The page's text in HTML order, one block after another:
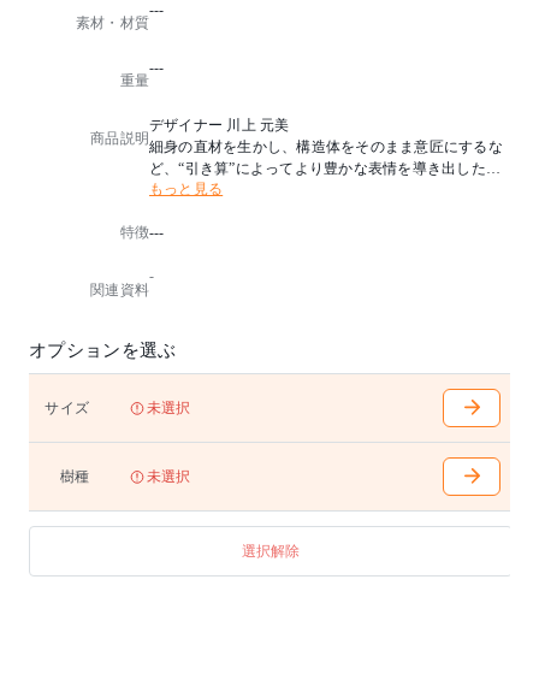
素材・材質
---
重量
---
商品説明
デザイナー 川上 元美
細身の直材を生かし、構造体をそのまま意匠にするな
ど、“引き算”によってより豊かな表情を導き出したシ
リーズ。
日本の伝統技術に立脚した木の文化の佇まいをイメー
職人が見極めた個性的な木目、脚部フレームの色のコ
背面仕上げ アジャスター付き
※左右：引き出し、中央：フラップ扉仕様です。
もっと見る
特徴---
関連資料
-
オプションを選ぶ
サイズ 未選択
樹種 未選択
選択解除